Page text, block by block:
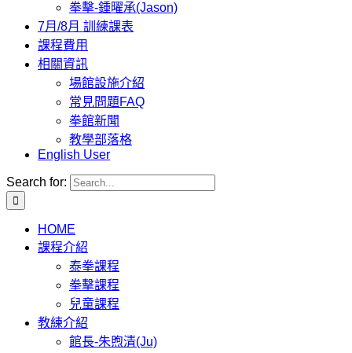
拳擊-鍾曜承(Jason)
7月/8月 訓練課表
課程費用
相關資訊
場館設施介紹
常見問題FAQ
拳館新聞
教學部落格
English User
Search for:
HOME
課程介紹
泰拳課程
拳擊課程
兒童課程
教練介紹
館長-朱煦清(Ju)